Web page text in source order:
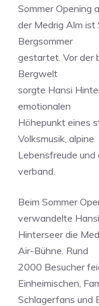
Sommer Opening
der Medrig Alm ist
Bergsommer
gestartet. Vor der
Bergwelt
sorgte Hansi
emotionalen
Höhepunkt eines
Volksmusik, alpine
Lebensfreude
verband.
Beim Sommer
verwandelte Hansi
Hinterseer die
Air-Bühne. Rund
2000 Besucher
Einheimischen,
Schlagerfans und